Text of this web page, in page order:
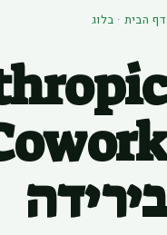
דף הבית · בלוג
בירידה